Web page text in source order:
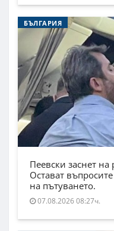
БЪЛГАРИЯ
Пеевски заснет на
Остават
на пътуването.
07.08.2026 08:27ч.